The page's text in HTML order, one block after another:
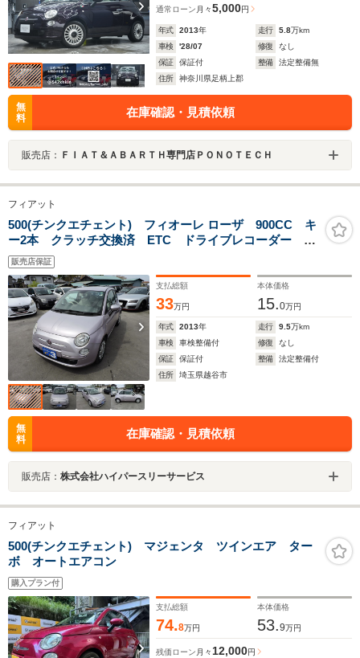
通常ローン 月々5,000円
年式 2013年 走行 5.8万km
車検
'28/07 修復
なし
保証
保証付 整備
法定整備無
住所
神奈川県足柄上郡
無
料
在庫確認・見積依頼
販売店： ＦＩＡＴ＆ＡＢＡＲＴＨ専門店ＰＯＮＯＴＥＣＨ
フィアット
500(チンクエチェント) フィオーレ ローザ 900CC キ
ー2本 クラッチ交換済 ETC ドライブレコーダー 純
正アルミ ノーマルタイヤ8分山 スタッドレスタイヤホ
イールセット 記録簿平成25年26年27年30年令和2年4年6
年
販売店保証
支払総額
33万円
本体価格
15.0万円
年式 2013年 走行 9.5万km
車検
車検整備付 修復
なし
保証
保証付 整備
法定整備付
住所
埼玉県越谷市
無
料
在庫確認・見積依頼
販売店： 株式会社ハイパースリーサービス
フィアット
500(チンクエチェント) マジェンタ ツインエア ター
ボ オートエアコン
購入プラン付
支払総額
74.8万円
本体価格
53.9万円
残価ローン 月々 12,000円